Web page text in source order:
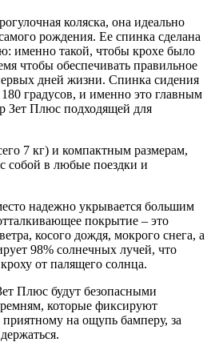
коляска, она идеально
рождения. Ее спинка сделана
именно такой, чтобы крохе было
чтобы обеспечивать правильное
дней жизни. Спинка сидения
градусов, и именно это главным
Зет Плюс подходящей для
7 кг) и компактным размерам,
собой в любые поездки и
надежно укрывается большим
покрытие – это
косого дождя, мокрого снега, а
98% солнечных лучей, что
от палящего солнца.
Плюс будут безопасными
которые фиксируют
на ощупь бамперу, за